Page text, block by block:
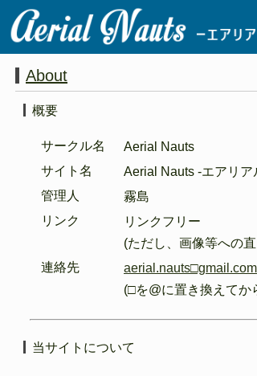
About
概要
サークル名
Aerial Nauts
サイト名
Aerial Nauts -エアリア
管理人
霧島
リンク
リンクフリー
(ただし、画像等への
連絡先
aerial.nauts□gmail.com
(□を@に置き換えてか
当サイトについて